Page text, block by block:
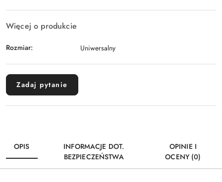
Więcej o produkcie
Rozmiar: Uniwersalny
Zadaj pytanie
OPIS
INFORMACJE DOT.
BEZPIECZEŃSTWA
OPINIE I
OCENY (0)